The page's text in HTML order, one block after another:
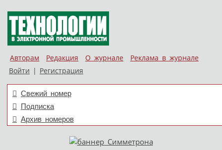
Авторам Редакция О журнале
Реклама в журнале
Войти | Регистрация
Свежий номер
Подписка
Архив номеров